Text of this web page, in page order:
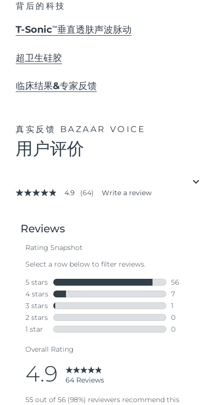
背后的科技
T-SonicTM 垂直透肤声波脉动
超卫生硅胶
临床结果&专家反馈
真实反馈 BAZAAR VOICE
用户评价
4.9
stars,
average
value.
Same
page
link.
4.9 (64) Write a review